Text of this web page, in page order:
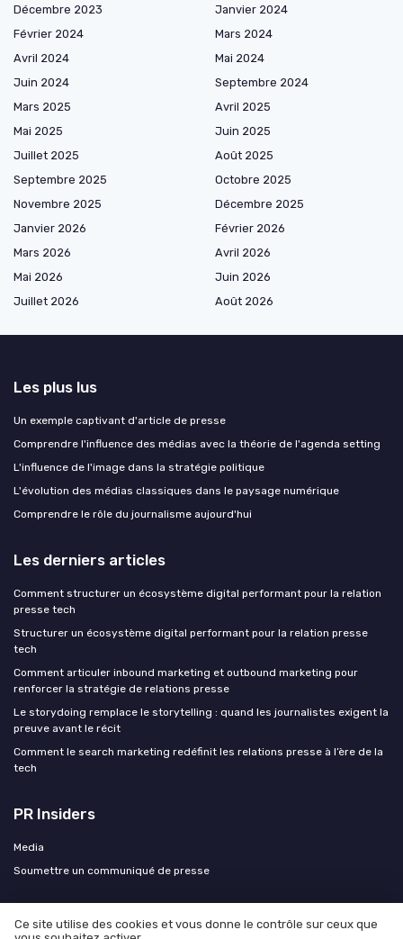
Décembre 2023
Janvier 2024
Février 2024
Mars 2024
Avril 2024
Mai 2024
Juin 2024
Septembre 2024
Mars 2025
Avril 2025
Mai 2025
Juin 2025
Juillet 2025
Août 2025
Septembre 2025
Octobre 2025
Novembre 2025
Décembre 2025
Janvier 2026
Février 2026
Mars 2026
Avril 2026
Mai 2026
Juin 2026
Juillet 2026
Août 2026
Les plus lus
Un exemple captivant d'article de presse
Comprendre l'influence des médias avec la théorie de l'agenda setting
L'influence de l'image dans la stratégie politique
L'évolution des médias classiques dans le paysage numérique
Comprendre le rôle du journalisme aujourd'hui
Les derniers articles
Comment structurer un écosystème digital performant pour la relation
presse tech
Structurer un écosystème digital performant pour la relation presse
tech
Comment articuler inbound marketing et outbound marketing pour
renforcer la stratégie de relations presse
Le storydoing remplace le storytelling : quand les journalistes exigent la
preuve avant le récit
Comment le search marketing redéfinit les relations presse à l’ère de la
tech
PR Insiders
Media
Soumettre un communiqué de presse
Ce site utilise des cookies et vous donne le contrôle sur ceux que